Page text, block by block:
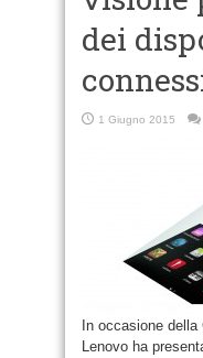
dei
1 Giugno 2015
In occasione
Lenovo ha